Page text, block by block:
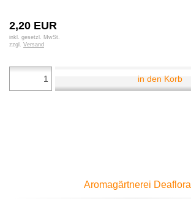
2,20 EUR
inkl. gesetzl. MwSt.
zzgl. Versand
in den Korb
Aromagärtnerei Deaflora